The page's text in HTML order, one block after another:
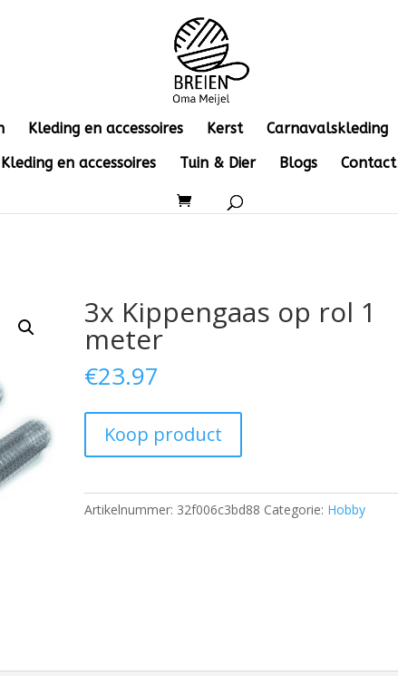
Kleding en accessoires Kerst Carnavalskleding
Kleding en accessoires
Tuin & Dier Blogs Contact
3x Kippengaas op rol 1
meter
€23.97
Koop product
Artikelnummer: 32f006c3bd88 Categorie: Hobby